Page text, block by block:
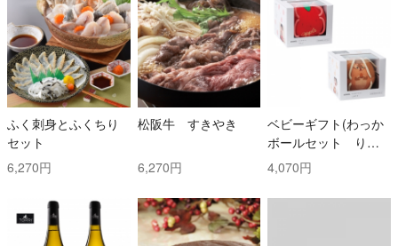
ふく刺身とふくちり
セット
6,270円
松阪牛 すきやき
6,270円
ベビーギフト(わっか
ボールセット りん
ご・しまりす)
4,070円